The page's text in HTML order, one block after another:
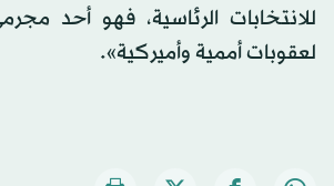
للانتخابات الرئاسية، فهو أحد
لعقوبات أممية وأميركية».